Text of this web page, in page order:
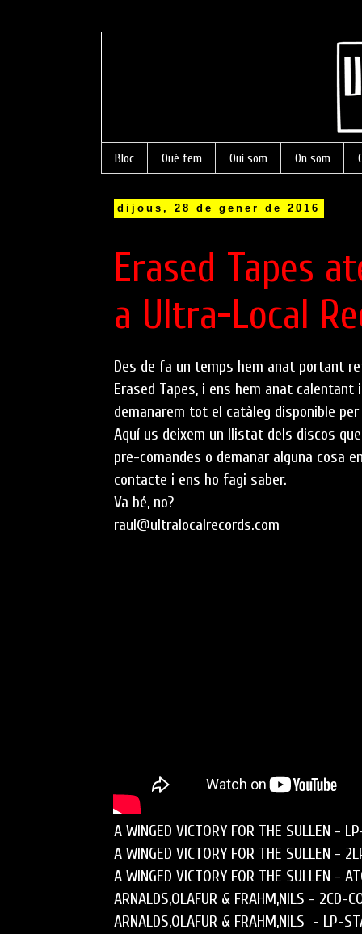
Bloc Què fem Qui som On som
dijous, 28 de gener de 2016
Erased Tapes
a Ultra-Local
Des de fa un temps hem anat portant
Erased Tapes, i ens hem anat calentant
demanarem tot el catàleg disponible
Aquí us deixem un llistat dels discos
pre-comandes o demanar alguna cosa
contacte i ens ho fagi saber.
Va bé, no?
raul@ultralocalrecords.com
A WINGED VICTORY FOR THE SULLEN -
A WINGED VICTORY FOR THE SULLEN -
A WINGED VICTORY FOR THE SULLEN -
ARNALDS,OLAFUR & FRAHM,NILS - 2CD-
ARNALDS,OLAFUR & FRAHM,NILS
  -
LP-